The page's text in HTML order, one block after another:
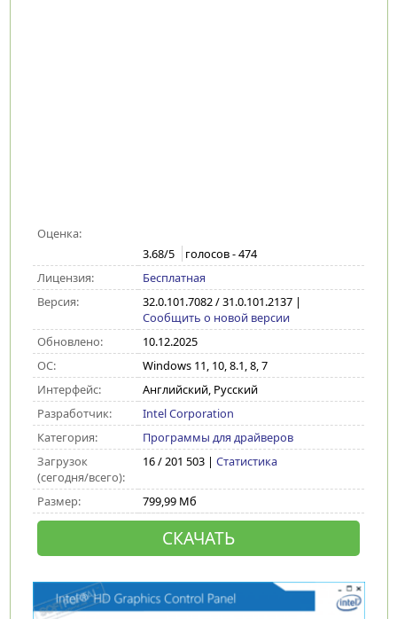
Оценка:
3.68/5 голосов -474
Лицензия:
Бесплатная
Версия:
32.0.101.7082 / 31.0.101.2137|
Сообщить о новой версии
Обновлено:
10.12.2025
ОС:
Windows 11, 10, 8.1, 8, 7
Интерфейс:
Английский, Русский
Разработчик:
Intel Corporation
Категория:
Программы для драйверов
Загрузок
(сегодня/всего):
16 / 201 503 | Статистика
Размер: 799,99 Мб
СКАЧАТЬ